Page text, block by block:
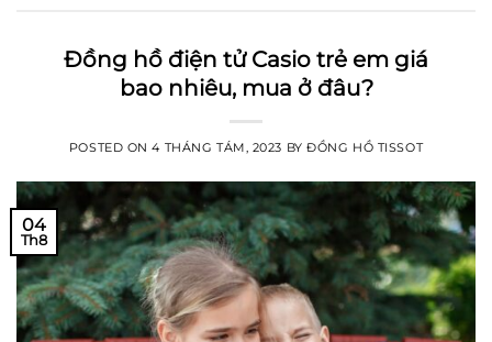
Đồng hồ điện tử Casio trẻ em giá
bao nhiêu, mua ở đâu?
POSTED ON4 THÁNG TÁM, 2023 BYĐỒNG HỒ TISSOT
04
Th8